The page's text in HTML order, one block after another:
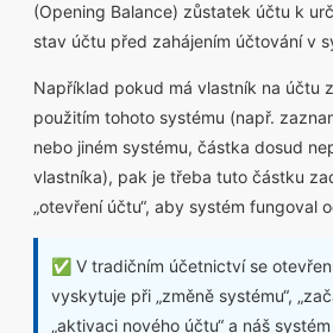
(Opening Balance) zůstatek účtu k
stav účtu před zahájením účtování v
Například pokud má vlastník na účtu
použitím tohoto systému (např.
nebo jiném systému, částka dosud
vlastníka), pak je třeba tuto částku
„otevření účtu“, aby systém fungoval
✅ V tradičním účetnictví se
vyskytuje při „změně systému“,
„aktivaci nového účtu“ a náš